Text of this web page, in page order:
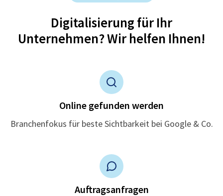
Digitalisierung für Ihr
Unternehmen? Wir helfen Ihnen!
Online gefunden werden
Branchenfokus für beste Sichtbarkeit bei Google & Co.
Auftragsanfragen